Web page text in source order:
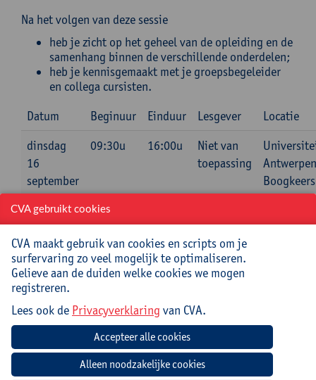
Na het volgen van deze sessie
heb je zicht op het geheel van de opleiding en de
samenhang binnen de verschillende onderdelen;
heb je kennisgemaakt met je groepsbegeleider
en collega cursisten.
Datum
Beginuur Einduur Lesgever
Locatie
dinsdag
16
september
2025
09:30u 16:00u
Niet van
toepassing
(aan het
CVA gebruikt cookies
CVA maakt gebruik van cookies en scripts om je
surfervaring zo veel mogelijk te optimaliseren.
Gelieve aan de duiden welke cookies we mogen
registreren.
Lees ook de Privacyverklaring van CVA.